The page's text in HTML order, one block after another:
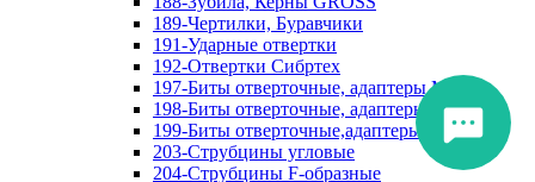
189-Чертилки, Буравчики
191-Ударные отвертки
192-Отвертки Сибртех
197-Биты отверточные, адаптеры Matrix
198-Биты отверточные, адаптеры Прочие
199-Биты отверточные,адаптеры Сибртех
203-Струбцины угловые
204-Струбцины F-образные